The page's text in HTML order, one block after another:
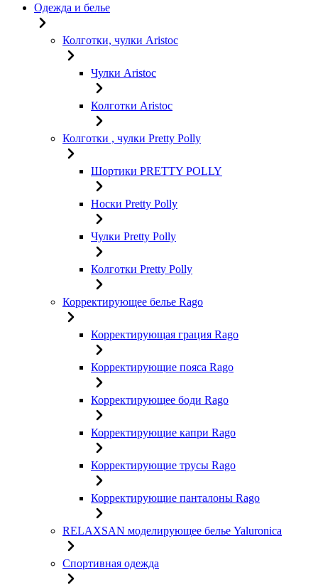
Одежда и белье
Колготки, чулки Aristoc
Чулки Aristoc
Колготки Aristoc
Колготки , чулки Pretty Polly
Шортики PRETTY POLLY
Носки Pretty Polly
Чулки Pretty Polly
Колготки Pretty Polly
Корректирующее белье Rago
Корректирующая грация Rago
Корректирующие пояса Rago
Корректирующее боди Rago
Корректирующие капри Rago
Корректирующие трусы Rago
Корректирующие панталоны Rago
RELAXSAN моделирующее белье Yaluroniсa
Спортивная одежда